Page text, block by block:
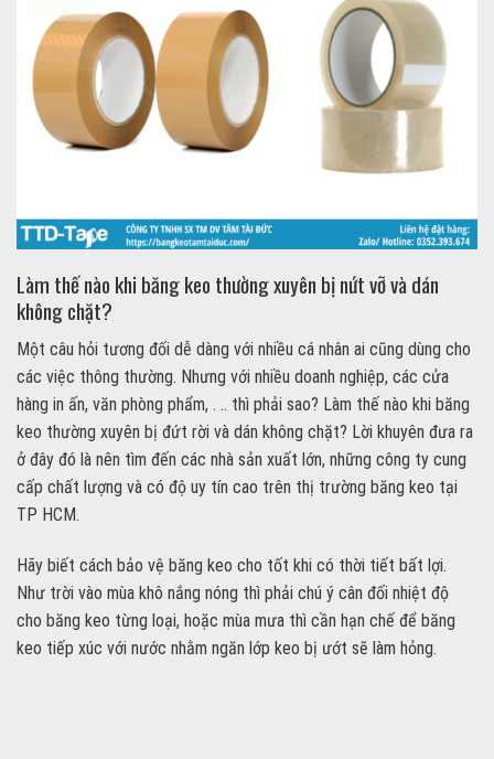
Làm thế nào khi băng keo thường xuyên bị nứt vỡ và dán
không chặt?
Một câu hỏi tương đối dễ dàng với nhiều cá nhân ai cũng dùng cho
các việc thông thường. Nhưng với nhiều doanh nghiệp, các cửa
hàng in ấn, văn phòng phẩm, . .. thì phải sao? Làm thế nào khi băng
keo thường xuyên bị đứt rời và dán không chặt? Lời khuyên đưa ra
ở đây đó là nên tìm đến các nhà sản xuất lớn, những công ty cung
cấp chất lượng và có độ uy tín cao trên thị trường băng keo tại
TP HCM.
Hãy biết cách bảo vệ băng keo cho tốt khi có thời tiết bất lợi.
Như trời vào mùa khô nắng nóng thì phải chú ý cân đối nhiệt độ
cho băng keo từng loại, hoặc mùa mưa thì cần hạn chế để băng
keo tiếp xúc với nước nhằm ngăn lớp keo bị ướt sẽ làm hỏng.